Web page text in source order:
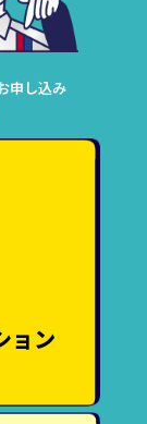
申し込み
ョン